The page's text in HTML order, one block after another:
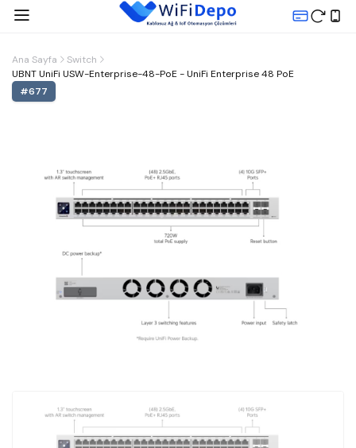
Ana Sayfa
Switch
UBNT UniFi USW-Enterprise-48-PoE - UniFi Enterprise 48 PoE
#677